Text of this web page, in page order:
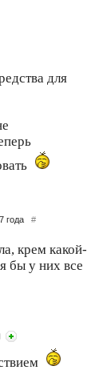
вашей
Ла
для
года #
крем какой-
бы у них все